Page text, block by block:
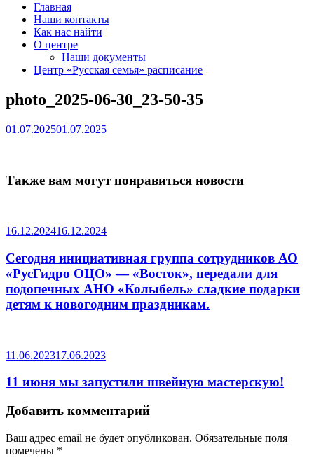
Главная
Наши контакты
Как нас найти
О центре
Наши документы
Центр «Русская семья» расписание
photo_2025-06-30_23-50-35
01.07.202501.07.2025
Также вам могут понравиться новости
16.12.202416.12.2024
Сегодня инициативная группа сотрудников АО
«РусГидро ОЦО» — «Восток», передали для
подопечных АНО «Колыбель» сладкие подарки
детям к новогодним праздникам.
11.06.202317.06.2023
11 июня мы запустили швейную мастерскую!
Добавить комментарий
Ваш адрес email не будет опубликован. Обязательные поля
помечены *